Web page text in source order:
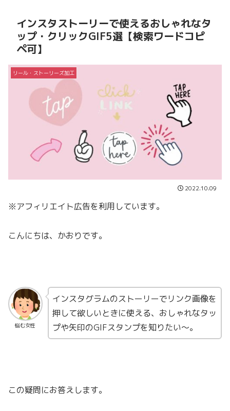
インスタストーリーで使えるおしゃれなタ
ップ・クリックGIF5選【検索ワードコピ
ペ可】
リール・ストーリーズ加工
2022.10.09
※アフィリエイト広告を利用しています。
こんにちは、かおりです。
悩む女性
インスタグラムのストーリーでリンク画像を
押して欲しいときに使える、おしゃれなタッ
プや矢印のGIFスタンプを知りたい〜。
この疑問にお答えします。